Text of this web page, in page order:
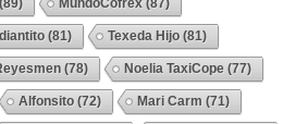
(89) MundoCofrex (87)
(81) Texeda Hijo (81)
(78) Noelia TaxiCope (77)
Alfonsito (72) Mari Carm (71)